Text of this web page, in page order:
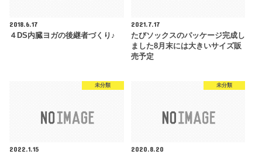
2018.6.17
４DS内臓ヨガの後継者づくり♪
2021.7.17
たびソックスのパッケージ完成し
ました8月末には大きいサイズ販
売予定
未分類
2022.1.15
未分類
2020.8.20